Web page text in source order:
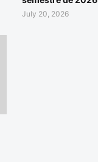
July 20, 2026